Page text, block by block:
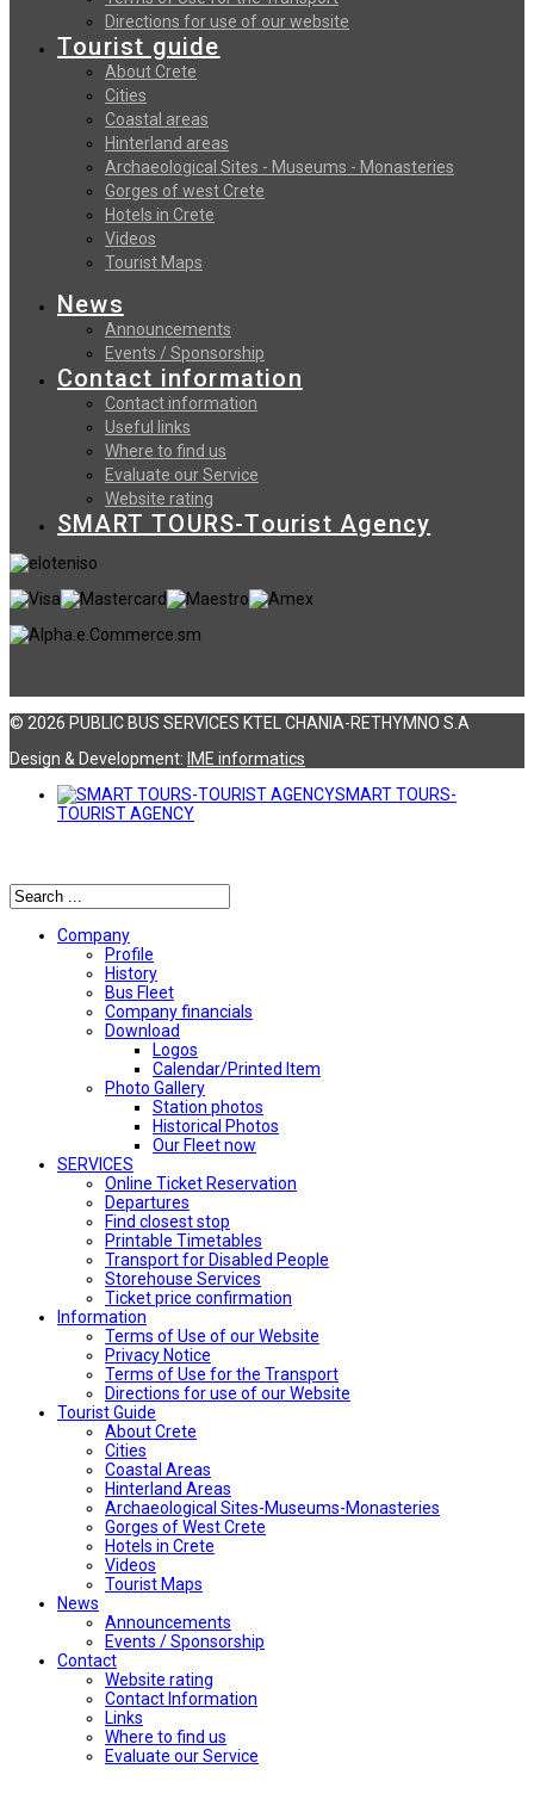
Directions for use of our website
Tourist guide
About Crete
Cities
Coastal areas
Hinterland areas
Archaeological Sites - Museums - Monasteries
Gorges of west Crete
Hotels in Crete
Videos
Tourist Maps
News
Announcements
Events / Sponsorship
Contact information
Contact information
Useful links
Where to find us
Evaluate our Service
Website rating
SMART TOURS-Tourist Agency
© 2026 PUBLIC BUS SERVICES KTEL CHANIA-RETHYMNO S.A
Design & Development: ΙΜΕ informatics
SMART TOURS-
TOURIST AGENCY
Company
Profile
History
Bus Fleet
Company financials
Download
Logos
Calendar/Printed Item
Photo Gallery
Station photos
Historical Photos
Our Fleet now
SERVICES
Online Ticket Reservation
Departures
Find closest stop
Printable Timetables
Transport for Disabled People
Storehouse Services
Ticket price confirmation
Ιnformation
Terms of Use of our Website
Privacy Notice
Terms of Use for the Transport
Directions for use of our Website
Tourist Guide
About Crete
Cities
Coastal Areas
Hinterland Areas
Archaeological Sites-Museums-Monasteries
Gorges of West Crete
Hotels in Crete
Videos
Tourist Maps
News
Announcements
Events / Sponsorship
Contact
Website rating
Contact Information
Links
Where to find us
Evaluate our Service